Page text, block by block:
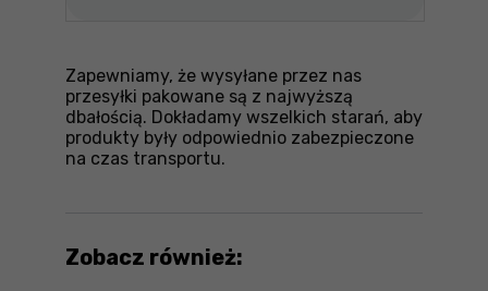
Zapewniamy, że wysyłane przez nas
przesyłki pakowane są z najwyższą
dbałością. Dokładamy wszelkich starań, aby
produkty były odpowiednio zabezpieczone
na czas transportu.
Zobacz również: